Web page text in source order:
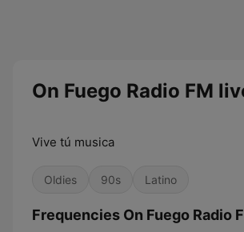
On Fuego Radio FM
Vive tú musica
Oldies 90s Latino
Frequencies On Fuego Radio